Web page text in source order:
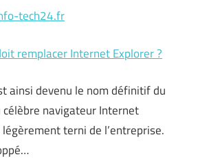
tech24.fr
remplacer Internet Explorer ?
ainsi devenu le nom définitif du
navigateur Internet
terni de l’entreprise.